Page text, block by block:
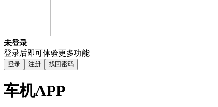
未登录
登录后即可体验更多功能
登录 注册 找回密码
车机APP